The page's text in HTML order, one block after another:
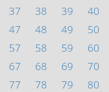
37 38 39
40
47 48 49
50
57 58 59
60
67 68 69
70
77 78 79
80